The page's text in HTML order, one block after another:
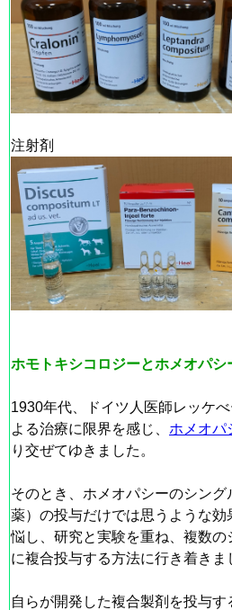
注射剤
ホモトキシコロジーとホメオパシ
1930年代、ドイツ人医師レッケ
よる治療に限界を感じ、 ホメオパ
り交ぜてゆきました。
そのとき、ホメオパシーのシン
薬）の投与だけでは思うような
悩し、研究と実験を重ね、複数
に複合投与する方法に行き着きま
自らが開発した複合製剤を投与